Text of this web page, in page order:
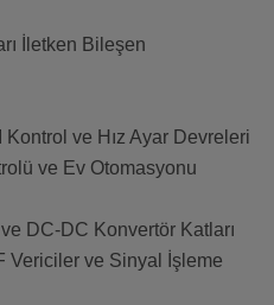
İletken Bileşen
ve Hız Ayar Devreleri
ve Ev Otomasyonu
DC-DC Konvertör Katları
Vericiler ve Sinyal İşleme